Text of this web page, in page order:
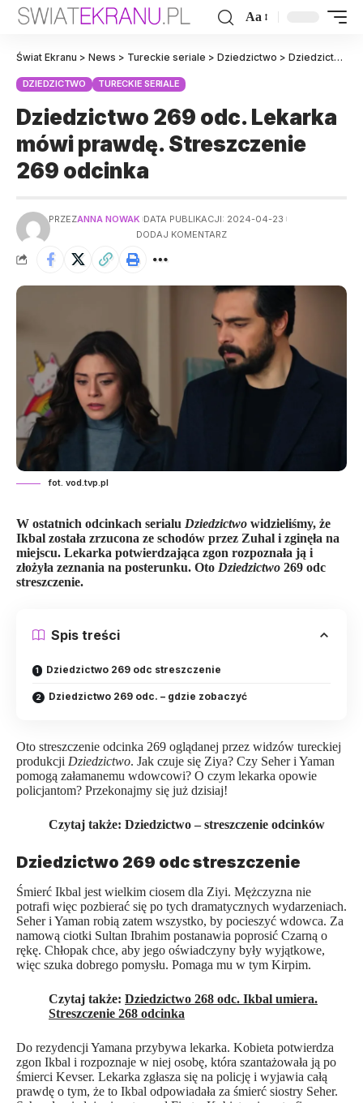
Aa
Świat Ekranu > News > Tureckie seriale > Dziedzictwo > Dziedzictwo 269 odc. Lekarka mówi prawdę. Streszczenie 269 odcinka
DZIEDZICTWO TURECKIE SERIALE
Dziedzictwo 269 odc. Lekarka
mówi prawdę. Streszczenie
269 odcinka
PRZEZANNA NOWAK DATA PUBLIKACJI: 2024-04-23
DODAJ KOMENTARZ
fot. vod.tvp.pl
W ostatnich odcinkach serialu Dziedzictwo widzieliśmy, że
Ikbal została zrzucona ze schodów przez Zuhal i zginęła na
miejscu. Lekarka potwierdzająca zgon rozpoznała ją i
złożyła zeznania na posterunku. Oto Dziedzictwo 269 odc
streszczenie.
Spis treści
Dziedzictwo 269 odc streszczenie
Dziedzictwo 269 odc. – gdzie zobaczyć
Oto streszczenie odcinka 269 oglądanej przez widzów tureckiej
produkcji Dziedzictwo. Jak czuje się Ziya? Czy Seher i Yaman
pomogą załamanemu wdowcowi? O czym lekarka opowie
policjantom? Przekonajmy się już dzisiaj!
Czytaj także: Dziedzictwo – streszczenie odcinków
Dziedzictwo 269 odc streszczenie
Śmierć Ikbal jest wielkim ciosem dla Ziyi. Mężczyzna nie
potrafi więc pozbierać się po tych dramatycznych wydarzeniach.
Seher i Yaman robią zatem wszystko, by pocieszyć wdowca. Za
namową ciotki Sultan Ibrahim postanawia poprosić Czarną o
rękę. Chłopak chce, aby jego oświadczyny były wyjątkowe,
więc szuka dobrego pomysłu. Pomaga mu w tym Kirpim.
Czytaj także: Dziedzictwo 268 odc. Ikbal umiera.
Streszczenie 268 odcinka
Do rezydencji Yamana przybywa lekarka. Kobieta potwierdza
zgon Ikbal i rozpoznaje w niej osobę, która szantażowała ją po
śmierci Kevser. Lekarka zgłasza się na policję i wyjawia całą
prawdę o tym, że to Ikbal odpowiadała za śmierć siostry Seher.